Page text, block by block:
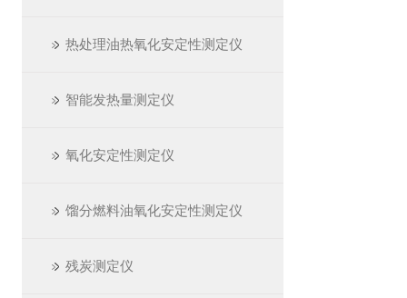
热处理油热氧化安定性测定仪
智能发热量测定仪
氧化安定性测定仪
馏分燃料油氧化安定性测定仪
残炭测定仪